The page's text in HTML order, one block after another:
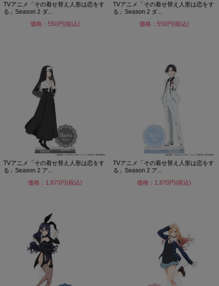
TVアニメ「その着せ替え人形は恋をす
る」Season 2 ダ...
価格：550円(税込)
TVアニメ「その着せ替え人形は恋をす
る」Season 2 ダ...
価格：550円(税込)
TVアニメ「その着せ替え人形は恋をす
る」Season 2 ア...
価格：1,870円(税込)
TVアニメ「その着せ替え人形は恋をす
る」Season 2 ア...
価格：1,870円(税込)